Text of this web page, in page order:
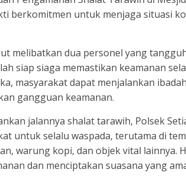
berkomitmen untuk menjaga situasi
melibatkan dua personel yang
siap siaga memastikan keamanan
masyarakat dapat menjalankan
gangguan keamanan.
jalannya shalat tarawih, Polsek
untuk selalu waspada, terutama di
warung kopi, dan objek vital lainnya.
dan menciptakan suasana yang